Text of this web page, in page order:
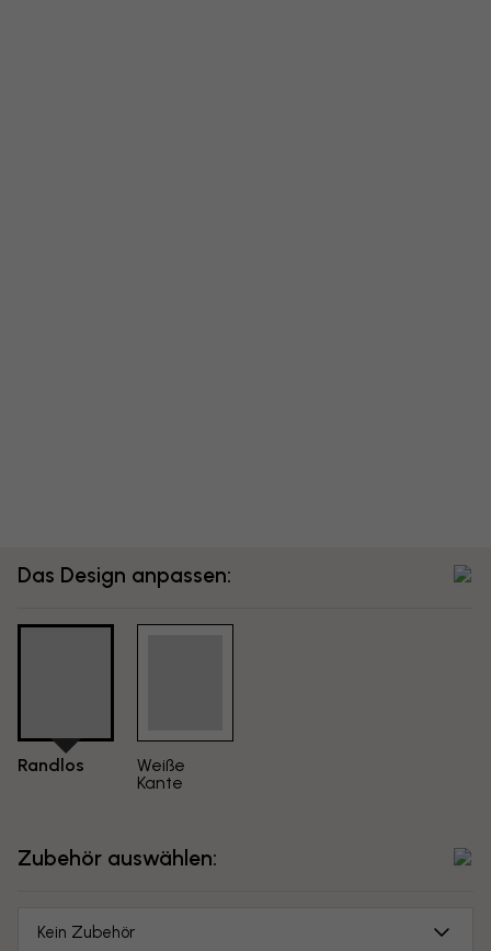
Das Design anpassen:
Randlos
Weiße
Kante
Zubehör auswählen:
Kein Zubehör